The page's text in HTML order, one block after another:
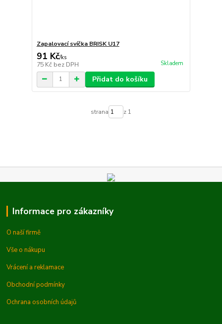
Zapalovací svíčka BRISK U17
91 Kč/ks
75 Kč bez DPH Skladem
Přidat do košíku
strana z 1
Informace pro zákazníky
O naší firmě
Vše o nákupu
Vrácení a reklamace
Obchodní podmínky
Ochrana osobních údajů